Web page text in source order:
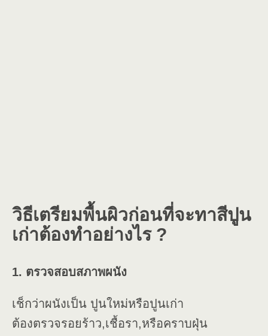
วิธีเตรียมพื้นผิวก่อนที่จะทาสีปูน
เก่าต้องทำอย่างไร ?
1. ตรวจสอบสภาพผนัง
เช็กว่าผนังเป็น ปูนใหม่หรือปูนเก่า
ต้องตรวจรอยร้าว,เชื้อรา,หรือคราบฝุ่น